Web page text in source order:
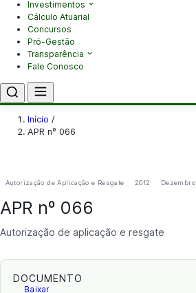
Investimentos
Cálculo Atuarial
Concursos
Pró-Gestão
Transparência
Fale Conosco
Início /
APR nº 066
Autorização de Aplicação e Resgate 2012 Dezembro
APR nº 066
Autorização de aplicação e resgate
DOCUMENTO
Baixar